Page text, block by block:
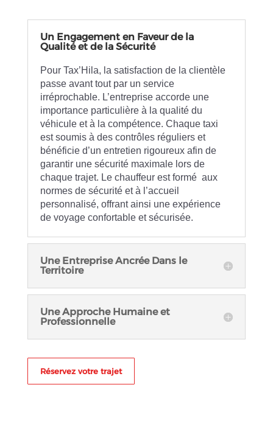
Un Engagement en Faveur de la
Qualité et de la Sécurité
Pour Tax’Hila, la satisfaction de la clientèle
passe avant tout par un service
irréprochable. L’entreprise accorde une
importance particulière à la qualité du
véhicule et à la compétence. Chaque taxi
est soumis à des contrôles réguliers et
bénéficie d’un entretien rigoureux afin de
garantir une sécurité maximale lors de
chaque trajet. Le chauffeur est formé aux
normes de sécurité et à l’accueil
personnalisé, offrant ainsi une expérience
de voyage confortable et sécurisée.
Une Entreprise Ancrée Dans le
Territoire
Une Approche Humaine et
Professionnelle
Réservez votre trajet